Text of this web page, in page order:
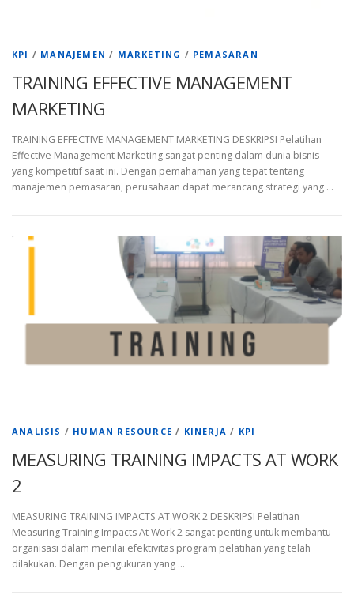
KPI / MANAJEMEN / MARKETING / PEMASARAN
TRAINING EFFECTIVE MANAGEMENT
MARKETING
TRAINING EFFECTIVE MANAGEMENT MARKETING DESKRIPSI Pelatihan
Effective Management Marketing sangat penting dalam dunia bisnis
yang kompetitif saat ini. Dengan pemahaman yang tepat tentang
manajemen pemasaran, perusahaan dapat merancang strategi yang …
ANALISIS / HUMAN RESOURCE / KINERJA / KPI
MEASURING TRAINING IMPACTS AT WORK
2
MEASURING TRAINING IMPACTS AT WORK 2 DESKRIPSI Pelatihan
Measuring Training Impacts At Work 2 sangat penting untuk membantu
organisasi dalam menilai efektivitas program pelatihan yang telah
dilakukan. Dengan pengukuran yang …